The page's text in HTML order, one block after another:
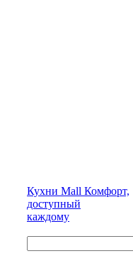
Кухни Mall Комфорт,
доступный
каждому